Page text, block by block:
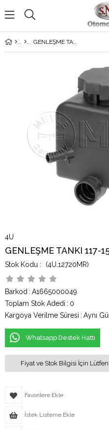
GENLEŞME TANKI 117-156-176-246
4U
GENLEŞME TANKI 117-
(4U.12720MR)
Barkod : A1665000049
Toplam Stok Adedi : 0
Kargoya Verilme Süresi : Aynı
Whatsapp Destek Hattı
Fiyat ve Stok Bilgisi İçin
Favorilere Ekle
İstek Listeme Ekle